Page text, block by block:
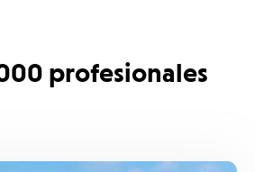
profesionales